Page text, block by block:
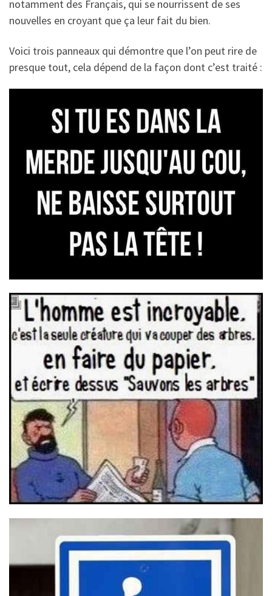
notamment des Français, qui se nourrissent de ses
nouvelles en croyant que ça leur fait du bien.
Voici trois panneaux qui démontre que l’on peut rire de
presque tout, cela dépend de la façon dont c’est traité :